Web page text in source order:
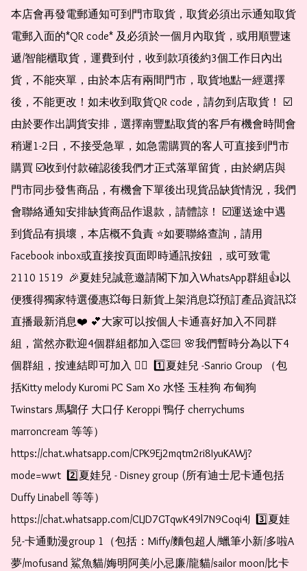
本店會再發電郵通知可到門市取貨，取貨必須出示通知取貨
電郵入面的*QR code* 及必須於一個月內取貨，或用順豐速
遞/智能櫃取貨，運費到付，收到款項後約3個工作日內出
貨，不能夾單，由於本店有兩間門市，取貨地點一經選擇
後，不能更改！如未收到取貨QR code，請勿到店取貨！ ☑️
由於要作出調貨安排，選擇南豐點取貨的客戶有機會時間會
稍遲1-2日，不接受急單，如急需購買的客人可直接到門市
購買 ☑️收到付款確認後我們才正式落單留貨，由於網店與
門市同步發售商品，有機會下單後出現貨品缺貨情況，我們
會聯絡通知安排缺貨商品作退款，請體諒！ ☑️運送途中遇
到貨品有損壞，本店概不負責 ⭐️如要聯絡查詢，請用
Facebook inbox或直接按頁面即時通訊按鈕 ，或可致電
2110 1519  🎉夏娃兒誠意邀請閣下加入WhatsApp群組👍以
便獲得獨家特選優惠💥每日新貨上架消息💥預訂產品資訊💥
直播最新消息❤️ 💕大家可以按個人卡通喜好加入不同群
組，當然亦歡迎4個群組都加入👏🏻 🌸我們暫時分為以下4
個群組，按連結即可加入 👇🏻  1️⃣夏娃兒 -Sanrio Group （包
括Kitty melody Kuromi PC Sam Xo 水怪 玉桂狗 布甸狗
Twinstars 馬騮仔 大口仔 Keroppi 鴨仔 cherrychums
marroncream 等等）
https://chat.whatsapp.com/CPK9Ej2mqtm2ri8IyuKAWj?
mode=wwt  2️⃣夏娃兒 - Disney group (所有迪士尼卡通包括
Duffy Linabell 等等）
https://chat.whatsapp.com/CLJD7GTqwK49l7N9Coqi4J  3️⃣夏娃
兒-卡通動漫group 1（包括：Miffy/麵包超人/蠟筆小新/多啦A
夢/mofusand 鯊魚貓/娒明阿美/小忌廉/龍貓/sailor moon/比卡